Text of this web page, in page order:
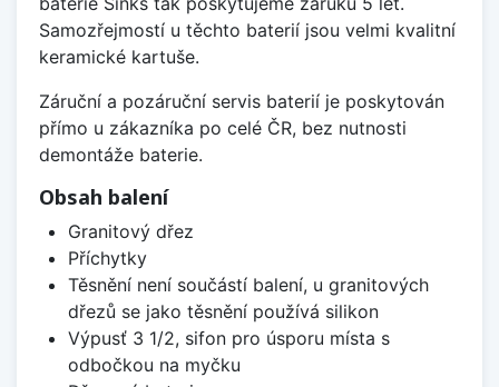
Samozřejmostí u těchto baterií jsou velmi kvalitní
keramické kartuše.
Záruční a pozáruční servis baterií je poskytován
přímo u zákazníka po celé ČR, bez nutnosti
demontáže baterie.
Obsah balení
Granitový dřez
Příchytky
Těsnění není součástí balení, u granitových
dřezů se jako těsnění používá silikon
Výpusť 3 1/2, sifon pro úsporu místa s
odbočkou na myčku